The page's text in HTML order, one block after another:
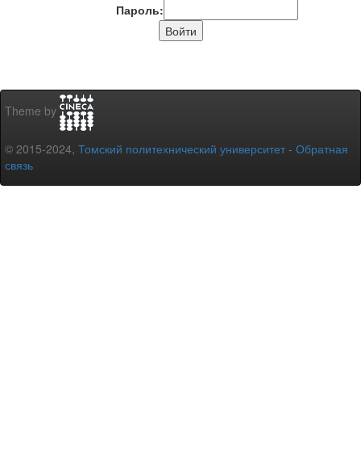
Пароль:
Theme by
© 2015-2024, Томский политехнический университет - Обратная
связь